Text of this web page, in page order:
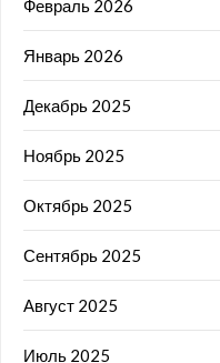
Февраль 2026
Январь 2026
Декабрь 2025
Ноябрь 2025
Октябрь 2025
Сентябрь 2025
Август 2025
Июль 2025